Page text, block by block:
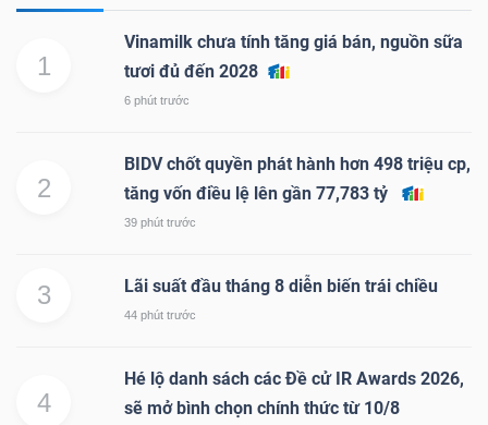
1
Vinamilk chưa tính tăng giá bán, nguồn sữa
tươi đủ đến 2028
6 phút trước
2
BIDV chốt quyền phát hành hơn 498 triệu cp,
tăng vốn điều lệ lên gần 77,783 tỷ
39 phút trước
3 Lãi suất đầu tháng 8 diễn biến trái chiều
44 phút trước
4
Hé lộ danh sách các Đề cử IR Awards 2026,
sẽ mở bình chọn chính thức từ 10/8